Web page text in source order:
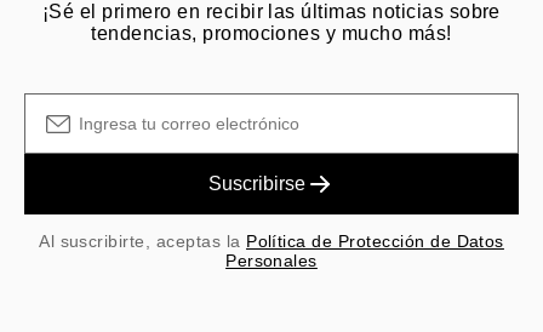
¡Sé el primero en recibir las últimas noticias sobre
tendencias, promociones y mucho más!
Suscribirse
Al suscribirte, aceptas la Política de Protección de Datos
Personales